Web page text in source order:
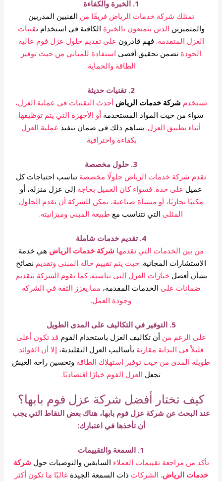
1. الخبرة والكفاءة
تمتلك شركة خدمات الرياض فريقًا من الفنيين المدربين
والمتميزين الذين يتمتعون بالخبرة الكافية في استخدام تقنيات
العزل المتقدمة. فهم قادرون على تقديم حلول عزل فوم عالية
الجودة تضمن تحقيق أقصى استفادة للمباني من حيث توفير
الطاقة والحماية.
2. تقنيات حديثة
تستخدم شركة خدمات الرياض أحدث التقنيات في عملية العزل،
سواء من حيث المواد المستخدمة أو الأجهزة التي يتم توظيفها
أثناء تطبيق العزل. يساهم ذلك في ضمان تنفيذ عملية العزل
بكفاءة واحترافية.
3. حلول مخصصة
تقدم شركة خدمات الرياض حلولًا مخصصة تناسب احتياجات كل
عميل على حدة. فسواء كان العميل بحاجة إلى عزل منزله، أو
مكتبًا تجاريًا، أو منشأة صناعية، يمكن للشركة أن تقدم الحلول
المثلى التي تتناسب مع طبيعة المبنى وميزانيته.
4. تقديم خدمات شاملة
من بين الخدمات التي تقدمها شركة خدمات الرياض هي خدمة
الاستشارات المجانية. حيث يتم تقييم حالة المبنى وتقديم نصائح
بشأن أفضل خيارات العزل التي تناسبه. كما تقوم الشركة بتقديم
ضمانات على الخدمات المقدمة، مما يعزز الثقة في الشركة
وجودة العمل.
5. التوفير في التكاليف على المدى الطويل
على الرغم من أن تكاليف العزل باستخدام الفوم قد تكون أعلى
قليلاً في البداية مقارنة بأساليب العزل التقليدية، إلا أن الفوائد
طويلة المدى من حيث توفير استهلاك الطاقة وتحسين راحة العيش
تجعل العزل الفوم خيارًا اقتصاديًا.
كيف تختار أفضل شركة عزل فوم بابها؟
عند البحث عن شركة عزل فوم بابها، هناك بعض النقاط التي يجب
أن تأخذها في اعتبارك:
1. السمعة والتقييمات
تأكد من مراجعة تقييمات العملاء السابقين والتوصيات حول شركة
خدمات الرياض. الشركات ذات السمعة الجيدة غالبًا ما تكون أكثر